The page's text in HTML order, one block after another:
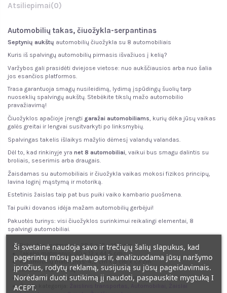
Atsiliepimai(0)
Automobilių takas, čiuožykla-serpantinas
Septynių aukštų automobilių čiuožykla su 8 automobiliais
Kuris iš spalvingų automobilių pirmasis išvažiuos į kelią?
Varžybos gali prasidėti dviejose vietose: nuo aukščiausios arba nuo šalia
jos esančios platformos.
Trasa garantuoja smagų nusileidimą, lydimą įspūdingų šuolių tarp
nuoseklių spalvingų aukštų. Stebėkite tikslų mažo automobilio
pravažiavimą!
Čiuožyklos apačioje įrengti garažai automobiliams, kurių dėka jūsų vaikas
galės greitai ir lengvai susitvarkyti po linksmybių.
Spalvingas takelis išlaikys mažylio dėmesį valandų valandas.
Dėl to, kad rinkinyje yra net 8 automobiliai, vaikui bus smagu dalintis su
broliais, seserimis arba draugais.
Žaisdamas su automobiliais ir čiuožykla vaikas mokosi fizikos principų,
lavina loginį mąstymą ir motoriką.
Estetinis žaislas taip pat bus puiki vaiko kambario puošmena.
Tai puiki dovanos idėja mažam automobilių gerbėjui!
Pakuotės turinys: visi čiuožyklos surinkimui reikalingi elementai, 8
spalvingi automobiliai.
Pakuotės matmenys: 38,5 x 12 x 14,5 cm
Takelio matmenys: 30 x 12 x 44,5 cm
Automobilių matmenys: 4,5 cm x 3 cm x 1,3 cm
Amžius: nuo 3 metų
Tinkamiausias vaikų amžius nuo 2 iki 4 metų.
Žaislo kategorija:
Ši svetainė naudoja savo ir trečiųjų šalių slapukus, kad
pagerintų mūsų paslaugas ir, analizuodama jūsų naršymo
įpročius, rodytų reklamą, susijusią su jūsų pageidavimais.
Norėdami duoti sutikimą jį naudoti, paspauskite mygtuką I
ACEPT.